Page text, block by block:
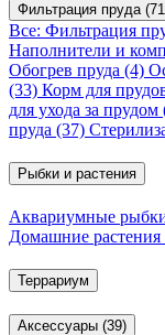
Фильтрация пруда
Все: Фильтрация
Наполнители и
Обогрев пруда (4)
(33) Корм для
для ухода за прудом
пруда (37)
Рыбки и растения
Аквариумные
Домашние растения
Террариум
Аксессуары (39)